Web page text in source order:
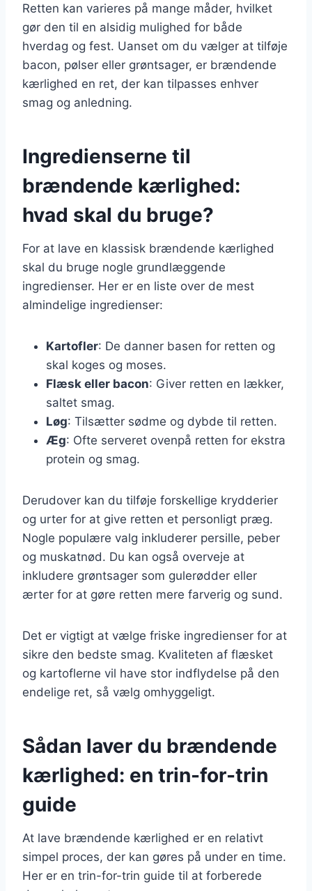
Retten kan varieres på mange måder, hvilket
gør den til en alsidig mulighed for både
hverdag og fest. Uanset om du vælger at tilføje
bacon, pølser eller grøntsager, er brændende
kærlighed en ret, der kan tilpasses enhver
smag og anledning.
Ingredienserne til
brændende kærlighed:
hvad skal du bruge?
For at lave en klassisk brændende kærlighed
skal du bruge nogle grundlæggende
ingredienser. Her er en liste over de mest
almindelige ingredienser:
Kartofler: De danner basen for retten og
skal koges og moses.
Flæsk eller bacon: Giver retten en lækker,
saltet smag.
Løg: Tilsætter sødme og dybde til retten.
Æg: Ofte serveret ovenpå retten for ekstra
protein og smag.
Derudover kan du tilføje forskellige krydderier
og urter for at give retten et personligt præg.
Nogle populære valg inkluderer persille, peber
og muskatnød. Du kan også overveje at
inkludere grøntsager som gulerødder eller
ærter for at gøre retten mere farverig og sund.
Det er vigtigt at vælge friske ingredienser for at
sikre den bedste smag. Kvaliteten af flæsket
og kartoflerne vil have stor indflydelse på den
endelige ret, så vælg omhyggeligt.
Sådan laver du brændende
kærlighed: en trin-for-trin
guide
At lave brændende kærlighed er en relativt
simpel proces, der kan gøres på under en time.
Her er en trin-for-trin guide til at forberede